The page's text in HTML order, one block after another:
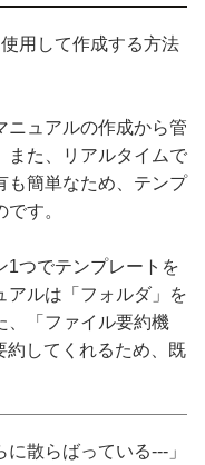
用して作成する方法
ニュアルの作成から管
また、リアルタイムで
も簡単なため、テンプ
す。
1つでテンプレートを
アルは「フォルダ」を
、「ファイル要約機
約してくれるため、既
散らばっている---」